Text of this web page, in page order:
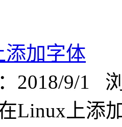
加字体
2018/9/1
Linux上添